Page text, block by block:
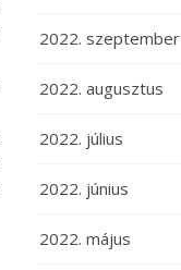
2022. szeptember
2022. augusztus
2022. július
2022. június
2022. május